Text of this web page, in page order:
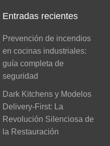
Entradas recientes
Prevención de incendios
en cocinas industriales:
guía completa de
seguridad
Dark Kitchens y Modelos
Delivery-First: La
Revolución Silenciosa de
la Restauración